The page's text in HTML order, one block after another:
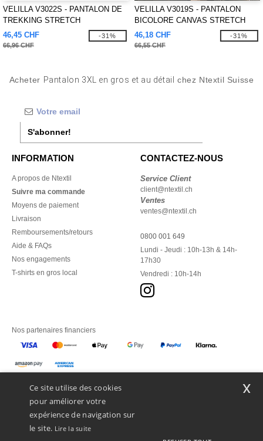
VELILLA V3022S - PANTALON DE
TREKKING STRETCH
46,45 CHF
66,96 CHF
-31%
VELILLA V3019S - PANTALON
BICOLORE CANVAS STRETCH
46,18 CHF
66,55 CHF
-31%
Acheter Pantalon 3XL en gros et au détail chez Ntextil Suisse
S'abonner!
INFORMATION
A propos de Ntextil
Suivre ma commande
Moyens de paiement
Livraison
Remboursements/retours
Aide & FAQs
Nos engagements
T-shirts en gros local
CONTACTEZ-NOUS
Service Client
client@ntextil.ch
Ventes
ventes@ntextil.ch
0800 001 649
Lundi - Jeudi : 10h-13h & 14h-
17h30
Vendredi : 10h-14h
Nos partenaires financiers
Ce site utilise des cookies
pour améliorer votre
expérience de navigation sur
le site. Lire la suite
x